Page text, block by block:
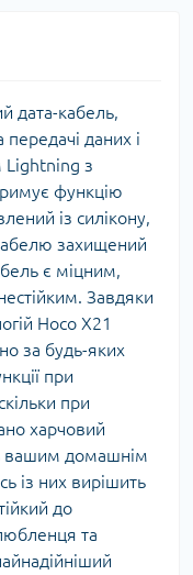
дата-кабель,
передачі даних і
Lightning з
функцію
із силікону,
захищений
є міцним,
Завдяки
Hoco X21
за будь-яких
при
при
харчовий
вашим домашнім
із них вирішить
до
та